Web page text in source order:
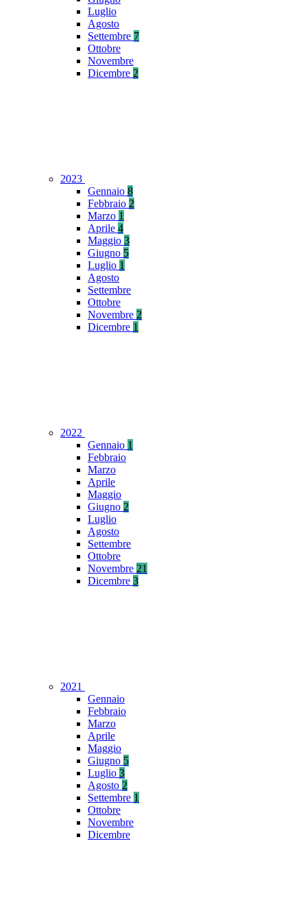
Luglio
Agosto
Settembre 7
Ottobre
Novembre
Dicembre 2
2023
Gennaio 8
Febbraio 2
Marzo 1
Aprile 4
Maggio 3
Giugno 5
Luglio 1
Agosto
Settembre
Ottobre
Novembre 2
Dicembre 1
2022
Gennaio 1
Febbraio
Marzo
Aprile
Maggio
Giugno 2
Luglio
Agosto
Settembre
Ottobre
Novembre 21
Dicembre 3
2021
Gennaio
Febbraio
Marzo
Aprile
Maggio
Giugno 5
Luglio 3
Agosto 2
Settembre 1
Ottobre
Novembre
Dicembre